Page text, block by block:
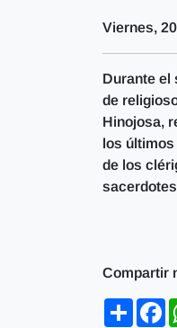
Viernes,
Durante el
de
Hinojosa,
los
de los
Compartir
Share